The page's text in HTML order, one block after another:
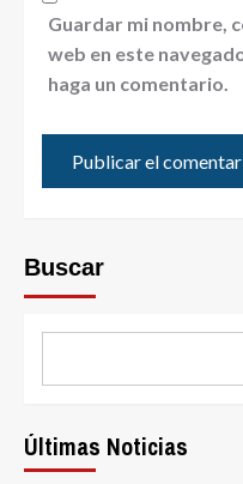
Guardar mi nombre,
web en este
haga un comentario.
Buscar
Últimas Noticias